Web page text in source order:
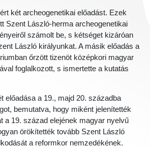
két archeogenetikai előadást. Ezek
Szent László-herma archeogenetikai
számolt be, s kétséget kizáróan
László királyunkat. A másik előadás a
őrzött tizenöt középkori magyar
foglalkozott, s ismertette a kutatás
előadása a 19., majd 20. századba
bemutatva, hogy miként jelenítették
a 19. század elejének magyar nyelvű
örökítették tovább Szent László
a reformkor nemzedékének.